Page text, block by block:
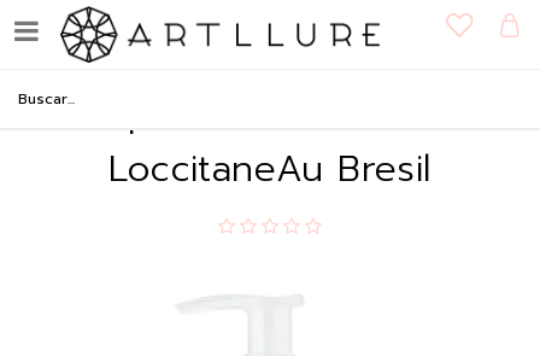
Sabonete Líquido para Mãos
LoccitaneAu Bresil